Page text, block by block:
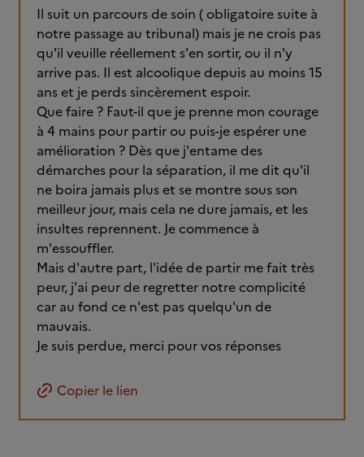
Il suit un parcours de soin ( obligatoire suite à
notre passage au tribunal) mais je ne crois pas
qu'il veuille réellement s'en sortir, ou il n'y
arrive pas. Il est alcoolique depuis au moins 15
ans et je perds sincèrement espoir.
Que faire ? Faut-il que je prenne mon courage
à 4 mains pour partir ou puis-je espérer une
amélioration ? Dès que j'entame des
démarches pour la séparation, il me dit qu'il
ne boira jamais plus et se montre sous son
meilleur jour, mais cela ne dure jamais, et les
insultes reprennent. Je commence à
m'essouffler.
Mais d'autre part, l'idée de partir me fait très
peur, j'ai peur de regretter notre complicité
car au fond ce n'est pas quelqu'un de
mauvais.
Je suis perdue, merci pour vos réponses
Copier le lien